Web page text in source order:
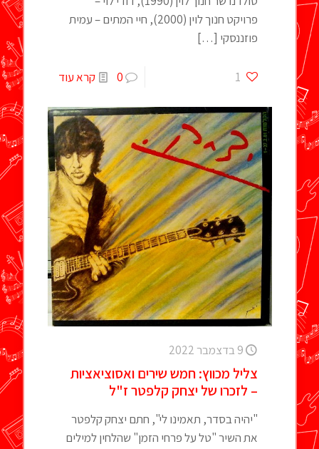
פרויקט חנוך לוין (2000), חיי המתים – עמית
פוזננסקי […]
1
0 קרא עוד
9 בדצמבר 2022
צליל מכווץ: חמש שירים ואסוציאציות
– לזכרו של יצחק קלפטר ז"ל
"יהיה בסדר, תאמינו לי", חתם יצחק קלפטר
את השיר "טל על פרחי הזמן" שהלחין למילים